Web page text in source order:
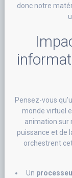
donc notre
Pensez-vous
monde virtuel
animation sur
puissance et de
orchestrent
Un